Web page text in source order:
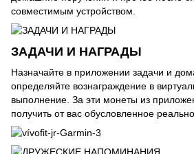
совместимым устройством.
ЗАДАЧИ И НАГРАДЫ
Назначайте в приложении задачи и
определяйте вознаграждение в
выполнение. За эти монеты из
получить от вас обусловленное